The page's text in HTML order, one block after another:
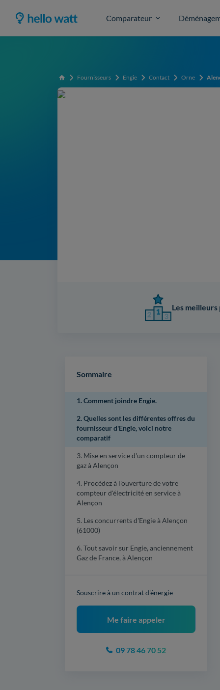
Comparateur
Accueil Fournisseurs Engie Contact Orne
Les meilleurs
Sommaire
1. Comment joindre Engie.
2. Quelles sont les différentes offres du
fournisseur d'Engie, voici notre
comparatif
3. Mise en service d'un compteur de
gaz à Alençon
4. Procédez à l'ouverture de votre
compteur d'électricité en service à
Alençon
5. Les concurrents d'Engie à Alençon
(61000)
6. Tout savoir sur Engie, anciennement
Gaz de France, à Alençon
Souscrire à un contrat d'énergie
Me faire appeler
09 78 46 70 52